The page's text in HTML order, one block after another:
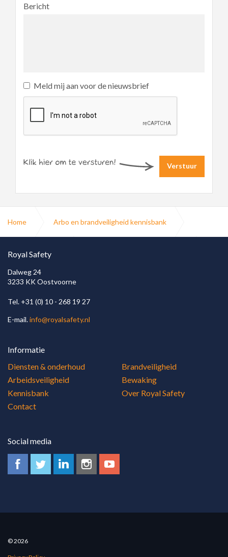
Bericht
Meld mij aan voor de nieuwsbrief
Verstuur
Home Arbo en brandveiligheid kennisbank
Brandbeveiliging
Brandwerend
Royal Safety
Dalweg 24
3233 KK Oostvoorne
Tel. +31 (0) 10 - 268 19 27
E-mail.info@royalsafety.nl
Informatie
Diensten & onderhoud
Brandveiligheid
Arbeidsveiligheid
Bewaking
Kennisbank
Over Royal Safety
Contact
Social media
© 2026